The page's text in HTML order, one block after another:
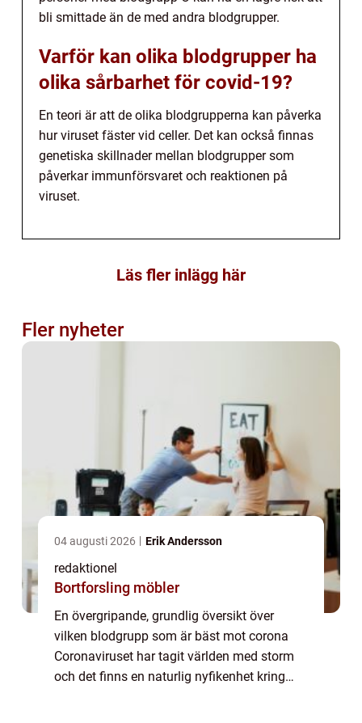
bli smittade än de med andra blodgrupper.
Varför kan olika blodgrupper ha
olika sårbarhet för covid-19?
En teori är att de olika blodgrupperna kan påverka
hur viruset fäster vid celler. Det kan också finnas
genetiska skillnader mellan blodgrupper som
påverkar immunförsvaret och reaktionen på
viruset.
Läs fler inlägg här
Fler nyheter
04 augusti 2026 Erik Andersson
redaktionel
Bortforsling möbler
En övergripande, grundlig översikt över
vilken blodgrupp som är bäst mot corona
Coronaviruset har tagit världen med storm
och det finns en naturlig nyfikenhet kring